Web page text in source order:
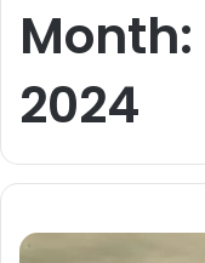
Month:
2024